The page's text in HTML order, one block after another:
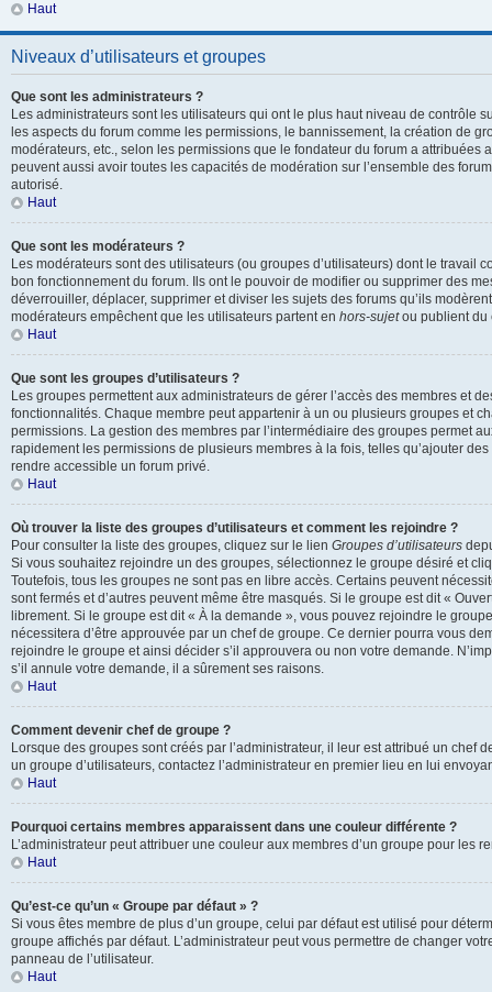
Haut
Niveaux d’utilisateurs et groupes
Que sont les administrateurs ?
Les administrateurs sont les utilisateurs qui ont le plus haut niveau de contrôle
les aspects du forum comme les permissions, le bannissement, la création de
modérateurs, etc., selon les permissions que le fondateur du forum a attribuées
peuvent aussi avoir toutes les capacités de modération sur l’ensemble des
autorisé.
Haut
Que sont les modérateurs ?
Les modérateurs sont des utilisateurs (ou groupes d’utilisateurs) dont le travail
bon fonctionnement du forum. Ils ont le pouvoir de modifier ou supprimer des
déverrouiller, déplacer, supprimer et diviser les sujets des forums qu’ils
modérateurs empêchent que les utilisateurs partent en hors-sujetou publient du
Haut
Que sont les groupes d’utilisateurs ?
Les groupes permettent aux administrateurs de gérer l’accès des membres et
fonctionnalités. Chaque membre peut appartenir à un ou plusieurs groupes et
permissions. La gestion des membres par l’intermédiaire des groupes permet
rapidement les permissions de plusieurs membres à la fois, telles qu’ajouter
rendre accessible un forum privé.
Haut
Où trouver la liste des groupes d’utilisateurs et comment les rejoindre ?
Pour consulter la liste des groupes, cliquez sur le lien Groupes d’utilisateurs
Si vous souhaitez rejoindre un des groupes, sélectionnez le groupe désiré et
Toutefois, tous les groupes ne sont pas en libre accès. Certains peuvent
sont fermés et d’autres peuvent même être masqués. Si le groupe est dit «
librement. Si le groupe est dit « À la demande », vous pouvez rejoindre le
nécessitera d’être approuvée par un chef de groupe. Ce dernier pourra vous
rejoindre le groupe et ainsi décider s’il approuvera ou non votre demande.
s’il annule votre demande, il a sûrement ses raisons.
Haut
Comment devenir chef de groupe ?
Lorsque des groupes sont créés par l’administrateur, il leur est attribué un chef
un groupe d’utilisateurs, contactez l’administrateur en premier lieu en lui
Haut
Pourquoi certains membres apparaissent dans une couleur différente ?
L’administrateur peut attribuer une couleur aux membres d’un groupe pour les
Haut
Qu’est-ce qu’un « Groupe par défaut » ?
Si vous êtes membre de plus d’un groupe, celui par défaut est utilisé pour
groupe affichés par défaut. L’administrateur peut vous permettre de changer
panneau de l’utilisateur.
Haut